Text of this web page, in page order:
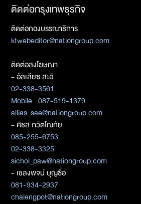
ติดต่อกรุงเทพธุรกิจ
ติดต่อกองบรรณาธิการ
ktwebeditor@nationgroup.com
ติดต่อลงโฆษณา
- อัลเลียซ สะอิ
02-338-3561
Mobile : 087-519-1379
allias_sae@nationgroup.com
- ศิชล ภวัตโณทัย
085-255-6753
02-338-3325
sichol_paw@nationgroup.com
- เชลงพจน์ บุญซื่อ
081-934-2937
chalengpot@nationgroup.com